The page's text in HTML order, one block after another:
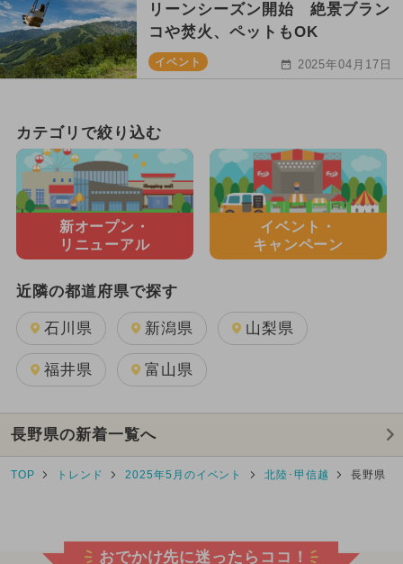
リーンシーズン開始 絶景ブラン
コや焚火、ペットもOK
イベント 2025年04月17日
カテゴリで絞り込む
新オープン・
リニューアル
イベント・
キャンペーン
近隣の都道府県で探す
石川県 新潟県 山梨県
福井県 富山県
長野県の新着一覧へ
TOP トレンド 2025年5月のイベント 北陸･甲信越 長野県
おでかけ先に迷ったらココ！